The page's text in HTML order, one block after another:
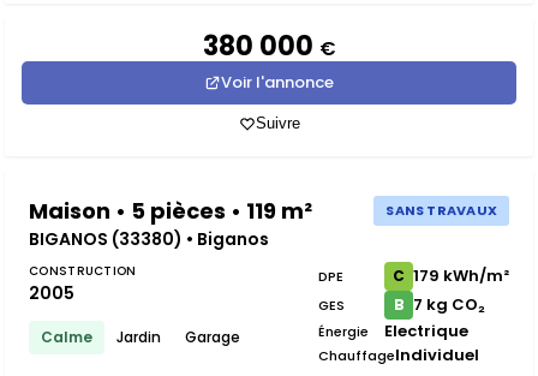
380 000 €
Voir l'annonce
Suivre
Maison • 5 pièces • 119 m² SANS TRAVAUX
BIGANOS (33380) • Biganos
CONSTRUCTION
2005
Calme Jardin Garage
DPE C 179 kWh/m²
GES B 7 kg CO₂
Énergie Electrique
ChauffageIndividuel